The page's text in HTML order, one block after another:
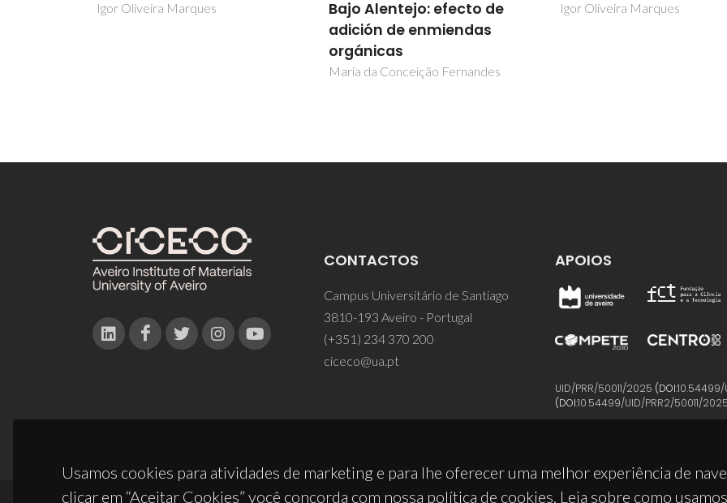
Bajo Alentejo: efecto de
Igor Oliveira Marques
Bajo Alentejo: efecto de
Usamos cookies para atividades de marketing e para lhe oferecer uma melhor experiência de
clicar em “Aceitar Cookies” você concorda com nossa política de cookies. Leia sobre como
CONTACTOS
Campus Universitário de Santiago
3810-193 Aveiro - Portugal
(+351) 234 370 200
ciceco@ua.pt
APOIOS
UID/PRR/50011/2025 (DOI:10.54499/
(DOI:10.54499/UID/PRR2/50011/2025